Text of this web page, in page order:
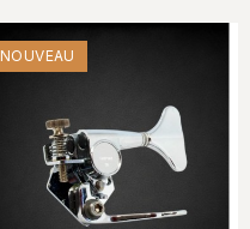
NOUVEAU